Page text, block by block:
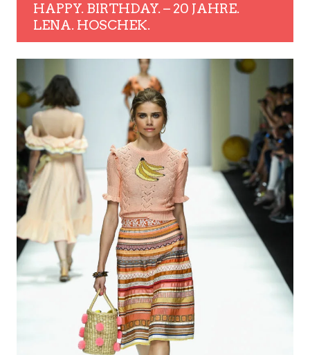
HAPPY. BIRTHDAY. – 20 JAHRE.
LENA. HOSCHEK.